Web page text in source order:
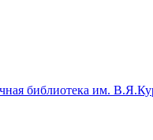
библиотека им.